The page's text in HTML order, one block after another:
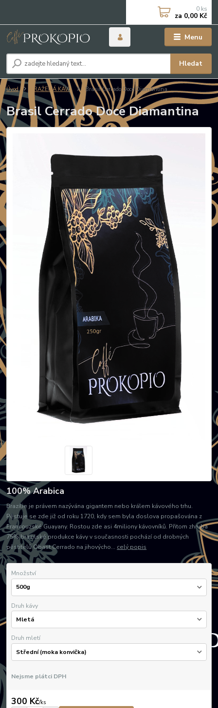
Menu
Hledat
0 ks
za 0,00 Kč
Úvod PRAŽENÁ KÁVA Brasil Cerrado Doce Diamantina
Brasil Cerrado Doce Diamantina
100% Arabica
Brazílie je právem nazývána gigantem nebo králem kávového trhu.
Pěstuje se zde již od roku 1720, kdy sem byla doslova propašována z
Francouzské Guayany. Rostou zde asi 4miliony kávovníků. Přitom zhruba
75% brazilské produkce kávy v současnosti pochází od drobných
pěstitelů Obast Cerrado na jihovýcho... celý popis
Množství
Druh kávy
Druh mletí
Nejsme plátci DPH
300 Kč/ks